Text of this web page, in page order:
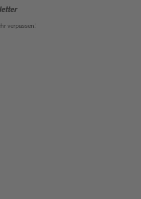
verpassen!